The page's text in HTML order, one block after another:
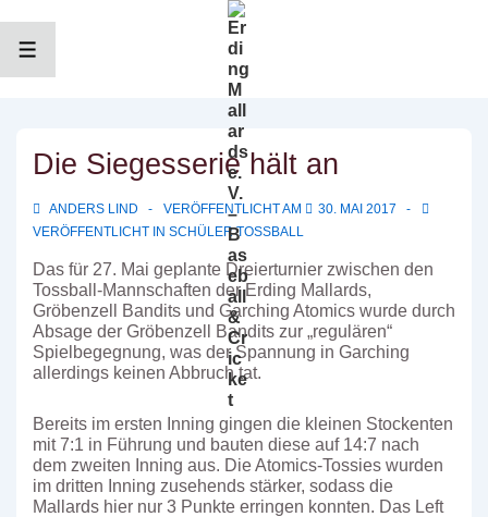
InhaltMENÜ
Die Siegesserie hält an
ANDERS LIND VERÖFFENTLICHT AM
30. MAI 2017
VERÖFFENTLICHT IN SCHÜLER TOSSBALL
Das für 27. Mai geplante Dreierturnier zwischen den
Tossball-Mannschaften der Erding Mallards,
Gröbenzell Bandits und Garching Atomics wurde durch
Absage der Gröbenzell Bandits zur „regulären“
Spielbegegnung, was der Spannung in Garching
allerdings keinen Abbruch tat.
Bereits im ersten Inning gingen die kleinen Stockenten
mit 7:1 in Führung und bauten diese auf 14:7 nach
dem zweiten Inning aus. Die Atomics-Tossies wurden
im dritten Inning zusehends stärker, sodass die
Mallards hier nur 3 Punkte erringen konnten. Das Left